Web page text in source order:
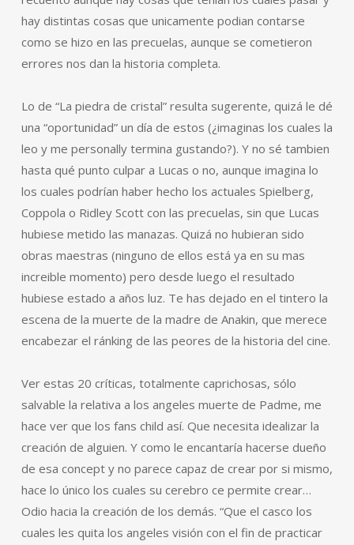
hay distintas cosas que unicamente podian contarse
como se hizo en las precuelas, aunque se cometieron
errores nos dan la historia completa.
Lo de “La piedra de cristal” resulta sugerente, quizá le dé
una “oportunidad” un día de estos (¿imaginas los cuales la
leo y me personally termina gustando?). Y no sé tambien
hasta qué punto culpar a Lucas o no, aunque imagina lo
los cuales podrían haber hecho los actuales Spielberg,
Coppola o Ridley Scott con las precuelas, sin que Lucas
hubiese metido las manazas. Quizá no hubieran sido
obras maestras (ninguno de ellos está ya en su mas
increible momento) pero desde luego el resultado
hubiese estado a años luz. Te has dejado en el tintero la
escena de la muerte de la madre de Anakin, que merece
encabezar el ránking de las peores de la historia del cine.
Ver estas 20 críticas, totalmente caprichosas, sólo
salvable la relativa a los angeles muerte de Padme, me
hace ver que los fans child así. Que necesita idealizar la
creación de alguien. Y como le encantaría hacerse dueño
de esa concept y no parece capaz de crear por si mismo,
hace lo único los cuales su cerebro ce permite crear…
Odio hacia la creación de los demás. “Que el casco los
cuales les quita los angeles visión con el fin de practicar